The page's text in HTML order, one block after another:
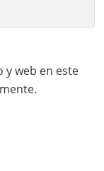
web en este